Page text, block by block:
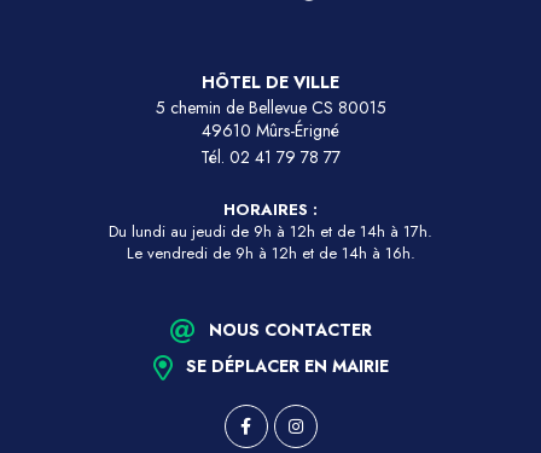
HÔTEL DE VILLE
5 chemin de Bellevue CS 80015
49610 Mûrs-Érigné
Tél. 02 41 79 78 77
HORAIRES :
Du lundi au jeudi de 9h à 12h et de 14h à 17h.
Le vendredi de 9h à 12h et de 14h à 16h.
NOUS CONTACTER
SE DÉPLACER EN MAIRIE